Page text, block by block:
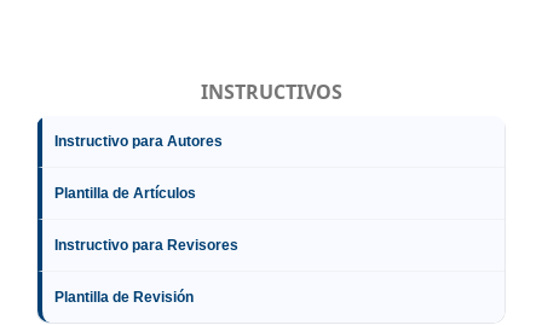
INSTRUCTIVOS
Instructivo para Autores
Plantilla de Artículos
Instructivo para Revisores
Plantilla de Revisión